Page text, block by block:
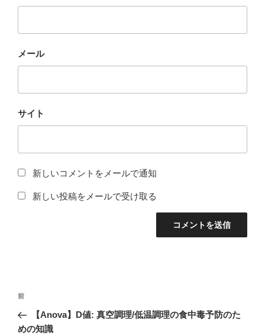
メール
サイト
新しいコメントをメールで通知
新しい投稿をメールで受け取る
投
ナ
過
去
の
前
【Anova】D値: 真空調理/低温調理の食中毒予防のた
めの知識